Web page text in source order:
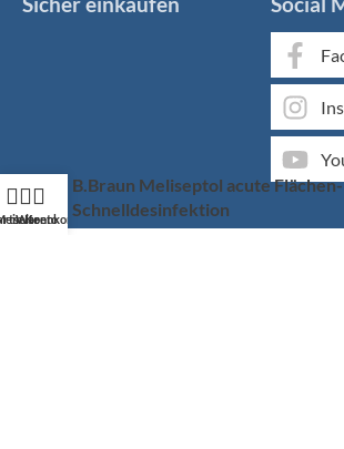
Konto
Warenkorb
B.Braun Meliseptol acute Flächen-
Schnelldesinfektion